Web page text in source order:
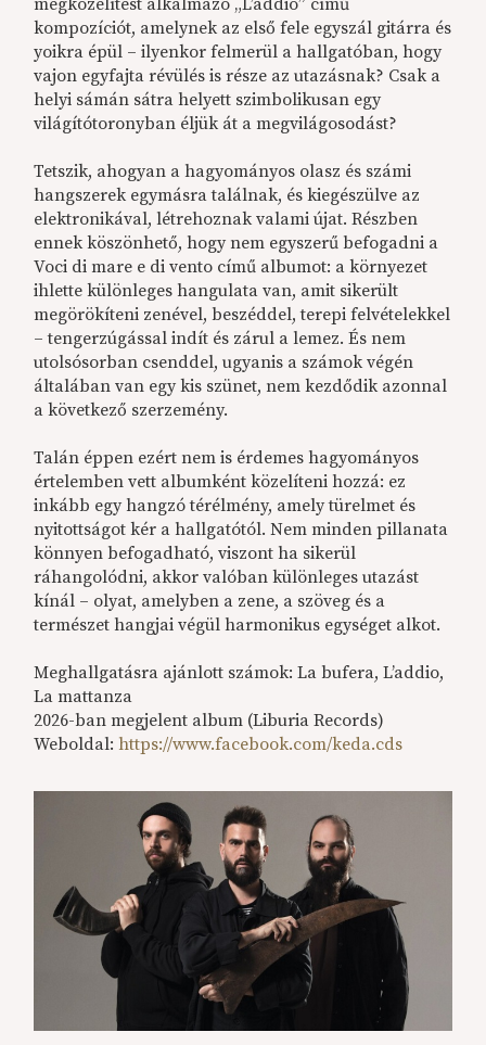
megközelítést alkalmazó „L’addio” című
kompozíciót, amelynek az első fele egyszál gitárra és
yoikra épül – ilyenkor felmerül a hallgatóban, hogy
vajon egyfajta révülés is része az utazásnak? Csak a
helyi sámán sátra helyett szimbolikusan egy
világítótoronyban éljük át a megvilágosodást?
Tetszik, ahogyan a hagyományos olasz és számi
hangszerek egymásra találnak, és kiegészülve az
elektronikával, létrehoznak valami újat. Részben
ennek köszönhető, hogy nem egyszerű befogadni a
Voci di mare e di vento című albumot: a környezet
ihlette különleges hangulata van, amit sikerült
megörökíteni zenével, beszéddel, terepi felvételekkel
– tengerzúgással indít és zárul a lemez. És nem
utolsósorban csenddel, ugyanis a számok végén
általában van egy kis szünet, nem kezdődik azonnal
a következő szerzemény.
Talán éppen ezért nem is érdemes hagyományos
értelemben vett albumként közelíteni hozzá: ez
inkább egy hangzó térélmény, amely türelmet és
nyitottságot kér a hallgatótól. Nem minden pillanata
könnyen befogadható, viszont ha sikerül
ráhangolódni, akkor valóban különleges utazást
kínál – olyat, amelyben a zene, a szöveg és a
természet hangjai végül harmonikus egységet alkot.
Meghallgatásra ajánlott számok: La bufera, L’addio,
La mattanza
2026-ban megjelent album (Liburia Records)
Weboldal:https://www.facebook.com/keda.cds